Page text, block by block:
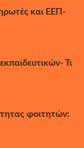
και ΕΕΠ-
Τι
φοιτητών: